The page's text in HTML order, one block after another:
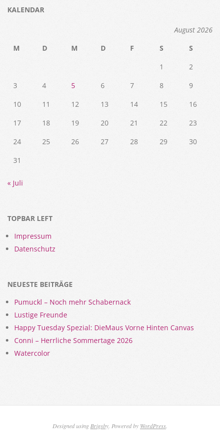
KALENDAR
August 2026
M
D M D F S
S
1
2
3
4 5 6 7 8
9
10
11 12 13 14 15
16
17
18 19 20 21 22
23
24
25 26 27 28 29
30
31
« Juli
TOPBAR LEFT
Impressum
Datenschutz
NEUESTE BEITRÄGE
Pumuckl – Noch mehr Schabernack
Lustige Freunde
Happy Tuesday Spezial: DieMaus Vorne Hinten Canvas
Conni – Herrliche Sommertage 2026
Watercolor
Designed using Brigsby . Powered by WordPress